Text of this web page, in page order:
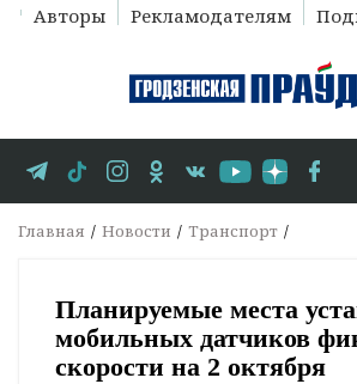
Авторы Рекламодателям
Главная Новости Транспорт
Планируемые места
мобильных датчиков
скорости на 2 октября